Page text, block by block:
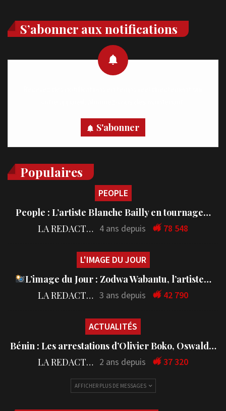
S’abonner aux notifications
S'abonner
Populaires
PEOPLE
People : L’artiste Blanche Bailly en tournage…
LA REDACTION 4 ans depuis 78 548
L'IMAGE DU JOUR
L’image du Jour : Zodwa Wabantu, l’artiste…
LA REDACTION 3 ans depuis 42 790
ACTUALITÉS
Bénin : Les arrestations d’Olivier Boko, Oswald…
LA REDACTION 2 ans depuis 37 320
AFFICHER PLUS DE MESSAGES